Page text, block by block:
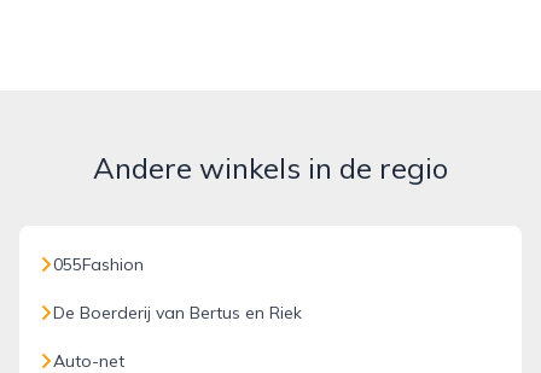
Andere winkels in de regio
055Fashion
De Boerderij van Bertus en Riek
Auto-net